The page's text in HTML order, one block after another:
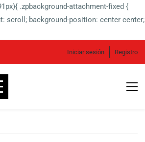
.zpbackground-attachment-fixed {
scroll; background-position: center center;
Iniciar sesión Registro